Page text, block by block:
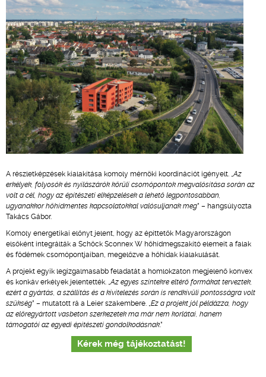
A részletképzések kialakítása komoly mérnöki koordinációt igényelt. „ Az
erkélyek, folyosók és nyílászárók körüli csomópontok megvalósítása során az
volt a cél, hogy az építészeti elképzelések a lehető legpontosabban,
ugyanakkor hőhídmentes kapcsolatokkal valósuljanak meg” – hangsúlyozta
Takács Gábor.
Komoly energetikai előnyt jelent, hogy az építtetők Magyarországon
elsőként integrálták a Schöck Sconnex W hőhídmegszakító elemeit a falak
és födémek csomópontjaiban, megelőzve a hőhidak kialakulását.
A projekt egyik legizgalmasabb feladatát a homlokzaton megjelenő konvex
és konkáv erkélyek jelentették. „ Az egyes szintekre eltérő formákat terveztek,
ezért a gyártás, a szállítás és a kivitelezés során is rendkívüli pontosságra volt
szükség” – mutatott rá a Leier szakembere. „ Ez a projekt jól példázza, hogy
az előregyártott vasbeton szerkezetek ma már nem korlátai, hanem
támogatói az egyedi építészeti gondolkodásnak.”
Kérek még tájékoztatást!